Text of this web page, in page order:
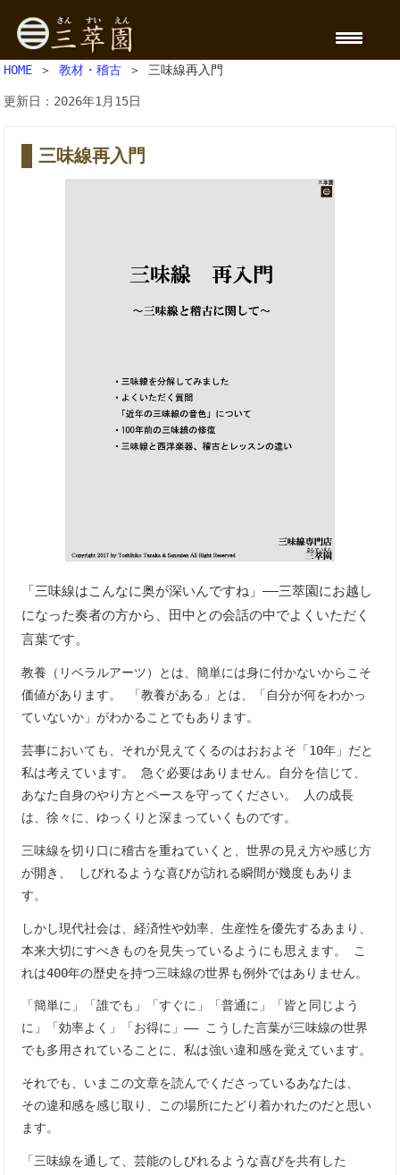
HOME ＞教材・稽古 ＞ 三味線再入門
更新日：2026年1月15日
三味線再入門
「三味線はこんなに奥が深いんですね」――三萃園にお越し
になった奏者の方から、田中との会話の中でよくいただく
言葉です。
教養（リベラルアーツ）とは、簡単には身に付かないからこそ
価値があります。 「教養がある」とは、「自分が何をわかっ
ていないか」がわかることでもあります。
芸事においても、それが見えてくるのはおおよそ「10年」だと
私は考えています。 急ぐ必要はありません。自分を信じて、
あなた自身のやり方とペースを守ってください。 人の成長
は、徐々に、ゆっくりと深まっていくものです。
三味線を切り口に稽古を重ねていくと、世界の見え方や感じ方
が開き、 しびれるような喜びが訪れる瞬間が幾度もありま
す。
しかし現代社会は、経済性や効率、生産性を優先するあまり、
本来大切にすべきものを見失っているようにも思えます。 こ
れは400年の歴史を持つ三味線の世界も例外ではありません。
「簡単に」「誰でも」「すぐに」「普通に」「皆と同じよう
に」「効率よく」「お得に」―― こうした言葉が三味線の世界
でも多用されていることに、私は強い違和感を覚えています。
それでも、いまこの文章を読んでくださっているあなたは、
その違和感を感じ取り、この場所にたどり着かれたのだと思い
ます。
「三味線を通して、芸能のしびれるような喜びを共有した